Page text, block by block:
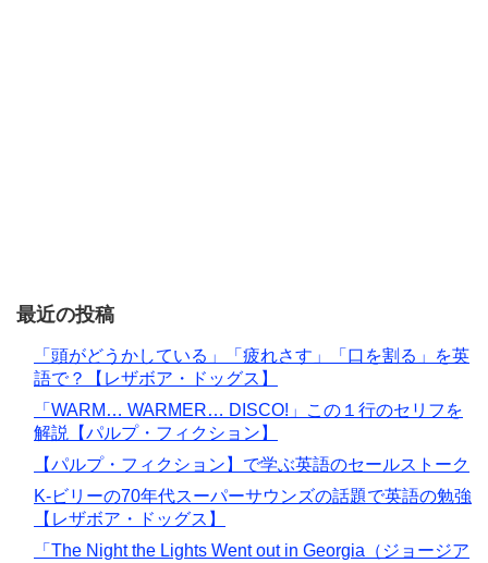
最近の投稿
「頭がどうかしている」「疲れさす」「口を割る」を英
語で？【レザボア・ドッグス】
「WARM… WARMER… DISCO!」この１行のセリフを
解説【パルプ・フィクション】
【パルプ・フィクション】で学ぶ英語のセールストーク
K-ビリーの70年代スーパーサウンズの話題で英語の勉強
【レザボア・ドッグス】
「The Night the Lights Went out in Georgia（ジョージア